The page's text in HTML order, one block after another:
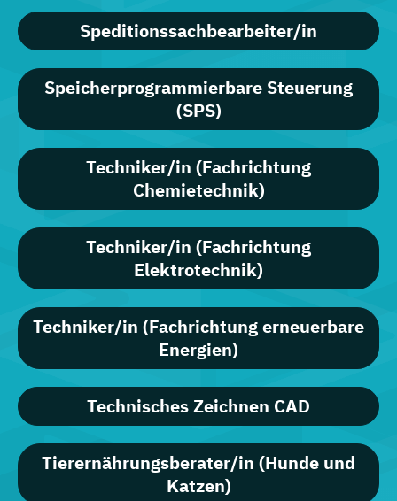
Speditionssachbearbeiter/in
Speicherprogrammierbare Steuerung
(SPS)
Techniker/in (Fachrichtung
Chemietechnik)
Techniker/in (Fachrichtung
Elektrotechnik)
Techniker/in (Fachrichtung erneuerbare
Energien)
Technisches Zeichnen CAD
Tierernährungsberater/in (Hunde und
Katzen)